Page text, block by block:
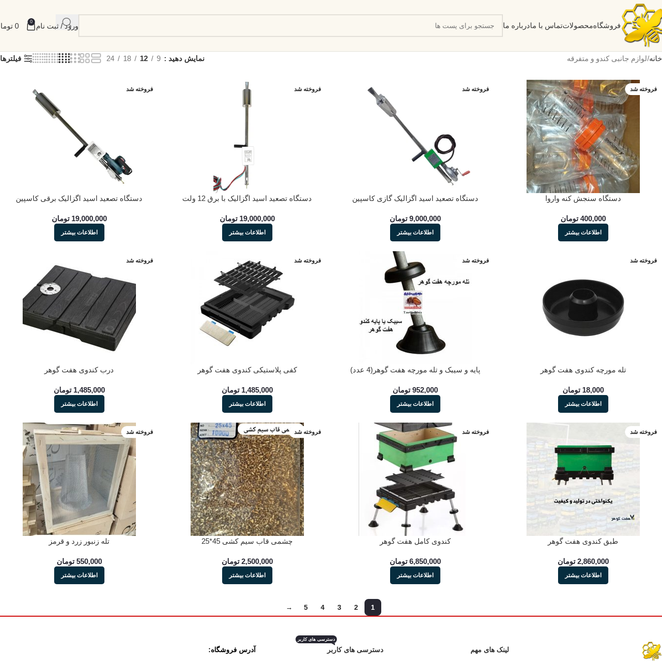
فروشگاهمحصولاتتماس با مادرباره ما ورود / ثبت نام 0
0
خانه لوازم جانبی کندو و متفرقه نمایش دهید 9
12
18
24 فیلترها
فروخته شد
دستگاه سنجش كنه واروا
400,000 تومان
اطلاعات بیشتر
فروخته شد
دستگاه تصعید اسید اگزالیک گازی کاسپین
9,000,000 تومان
اطلاعات بیشتر
فروخته شد
دستگاه تصعید اسید اگزالیک با برق 12 ولت
19,000,000 تومان
اطلاعات بیشتر
فروخته شد
دستگاه تصعید اسید اگزالیک برقی کاسپین
19,000,000 تومان
اطلاعات بیشتر
فروخته شد
تله مورچه کندوی هفت گوهر
18,000 تومان
اطلاعات بیشتر
فروخته شد
پایه و سیبک و تله مورچه هفت گوهر(4 عدد)
952,000 تومان
اطلاعات بیشتر
فروخته شد
کفی پلاستیکی کندوی هفت گوهر
1,485,000 تومان
اطلاعات بیشتر
فروخته شد
درب کندوی هفت گوهر
1,485,000 تومان
اطلاعات بیشتر
فروخته شد
طبق کندوی هفت گوهر
2,860,000 تومان
اطلاعات بیشتر
فروخته شد
کندوی کامل هفت گوهر
6,850,000 تومان
اطلاعات بیشتر
فروخته شد
چشمی قاب سیم کشی 45*25
2,500,000 تومان
اطلاعات بیشتر
فروخته شد
تله زنبور زرد و قرمز
550,000 تومان
اطلاعات بیشتر
1
2
3
4
5
→
لینک های مهم دسترسی های کاربر
دسترسی های کاربر
آدرس فروشگاه: